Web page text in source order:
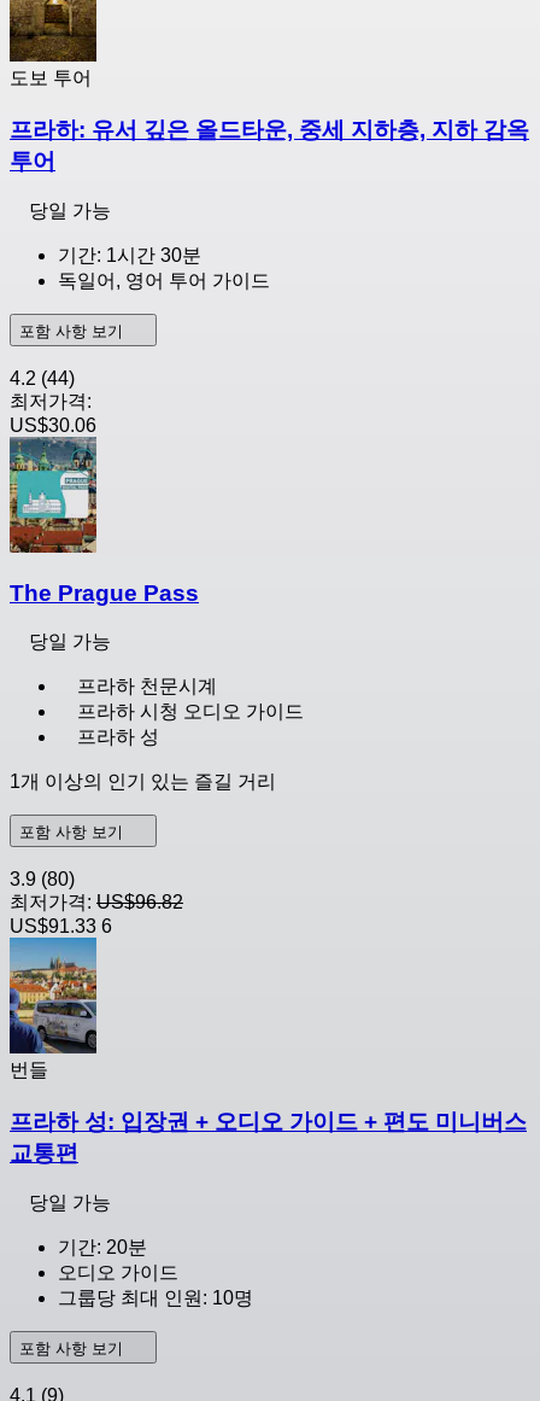
도보 투어
프라하: 유서 깊은 올드타운, 중세 지하층, 지하 감옥
투어
당일 가능
기간: 1시간 30분
독일어, 영어 투어 가이드
포함 사항 보기
4.2 (44)
최저가격:
US$30.06
The Prague Pass
당일 가능
프라하 천문시계
프라하 시청 오디오 가이드
프라하 성
1개 이상의 인기 있는 즐길 거리
포함 사항 보기
3.9 (80)
최저가격: US$96.82
US$91.33 6
번들
프라하 성: 입장권 + 오디오 가이드 + 편도 미니버스
교통편
당일 가능
기간: 20분
오디오 가이드
그룹당 최대 인원: 10명
포함 사항 보기
4.1 (9)